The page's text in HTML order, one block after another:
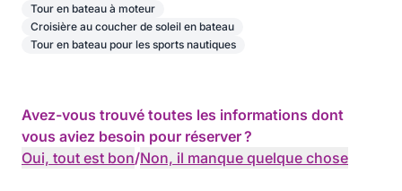
Tour en bateau à moteur
Croisière au coucher de soleil en bateau
Tour en bateau pour les sports nautiques
Avez-vous trouvé toutes les informations dont
vous aviez besoin pour réserver ?
Oui, tout est bon/Non, il manque quelque chose